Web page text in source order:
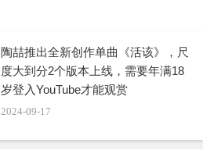
陶喆推出全新创作单曲《活该》，尺
度大到分2个版本上线，需要年满18
岁登入YouTube才能观赏
2024-09-17